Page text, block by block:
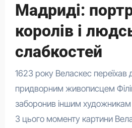
Мадриді:
королів і
слабкостей
1623 року Веласкес переїхав
придворним живописцем
заборонив іншим художникам
З цього моменту картини